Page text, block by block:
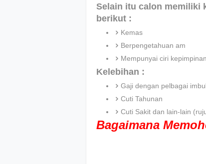
Selain itu calon memiliki
berikut :
Kemas
Berpengetahuan am
Mempunyai ciri
Kelebihan :
Gaji dengan pelbagai
Cuti Tahunan
Cuti Sakit dan lain-lain
Bagaimana